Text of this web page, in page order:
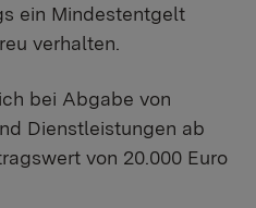
ein Mindestentgelt
verhalten.
bei Abgabe von
Dienstleistungen ab
von 20.000 Euro